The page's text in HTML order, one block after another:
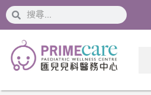
搜
索
搜
索